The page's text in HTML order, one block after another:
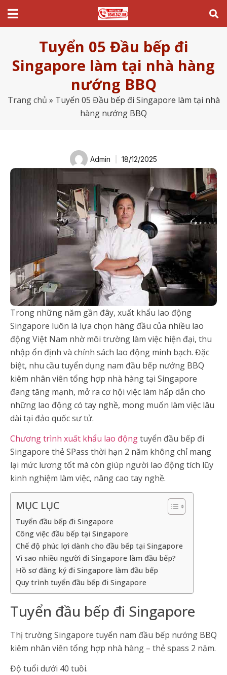
Tuyển 05 Đầu bếp đi
Singapore làm tại nhà hàng
nướng BBQ
Trang chủ » Tuyển 05 Đầu bếp đi Singapore làm tại nhà
hàng nướng BBQ
Admin 18/12/2025
Trong những năm gần đây, xuất khẩu lao động
Singapore luôn là lựa chọn hàng đầu của nhiều lao
động Việt Nam nhờ môi trường làm việc hiện đại, thu
nhập ổn định và chính sách lao động minh bạch. Đặc
biệt, nhu cầu tuyển dụng nam đầu bếp nướng BBQ
kiêm nhân viên tổng hợp nhà hàng tại Singapore
đang tăng mạnh, mở ra cơ hội việc làm hấp dẫn cho
những lao động có tay nghề, mong muốn làm việc lâu
dài tại đảo quốc sư tử.
Chương trình xuất khẩu lao độngtuyển đầu bếp đi
Singapore thẻ SPass thời hạn 2 năm không chỉ mang
lại mức lương tốt mà còn giúp người lao động tích lũy
kinh nghiệm làm việc, nâng cao tay nghề.
MỤC LỤC
Tuyển đầu bếp đi Singapore
Công việc đầu bếp tại Singapore
Chế độ phúc lợi dành cho đầu bếp tại Singapore
Vì sao nhiều người đi Singapore làm đầu bếp?
Hồ sơ đăng ký đi Singapore làm đầu bếp
Quy trình tuyển đầu bếp đi Singapore
Tuyển đầu bếp đi Singapore
Thị trường Singapore tuyển nam đầu bếp nướng BBQ
kiêm nhân viên tổng hợp nhà hàng – thẻ spass 2 năm.
Độ tuổi dưới 40 tuồi.